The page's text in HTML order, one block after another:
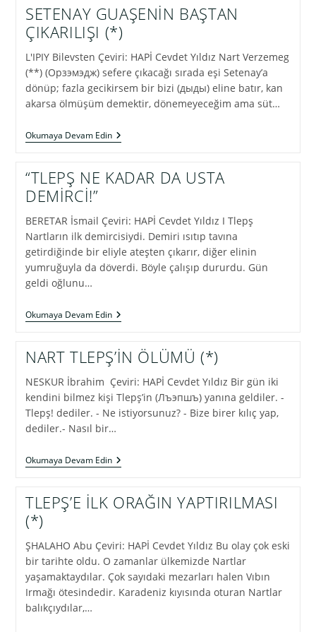
(ДАДЫХУЭ)
İLE
EVLENMESİ
(*)
SETENAY GUAŞENİN BAŞTAN
ÇIKARILIŞI (*)
L'IPIY Bilevsten Çeviri: HAPİ Cevdet Yıldız Nart Verzemeg
(**) (Орзэмэдж) sefere çıkacağı sırada eşi Setenay’a
dönüp; fazla gecikirsem bir bizi (дыды) eline batır, kan
akarsa ölmüşüm demektir, dönemeyeceğim ama süt…
Okumaya Devam EdinSETENAY
GUAŞENİN
ÇIKARILIŞI
(*)
“TLEPŞ NE KADAR DA USTA
DEMİRCİ!”
BERETAR İsmail Çeviri: HAPİ Cevdet Yıldız I Tlepş
Nartların ilk demircisiydi. Demiri ısıtıp tavına
getirdiğinde bir eliyle ateşten çıkarır, diğer elinin
yumruğuyla da döverdi. Böyle çalışıp dururdu. Gün
geldi oğlunu…
Okumaya Devam Edin“TLEPŞ
NE
DA
USTA
NART TLEPŞ’İN ÖLÜMÜ (*)
NESKUR İbrahim Çeviri: HAPİ Cevdet Yıldız Bir gün iki
kendini bilmez kişi Tlepş’in (Лъэпшъ) yanına geldiler. -
Tlepş! dediler. - Ne istiyorsunuz? - Bize birer kılıç yap,
dediler.- Nasıl bir…
Okumaya Devam EdinNART
TLEPŞ’İN
(*)
TLEPŞ’E İLK ORAĞIN YAPTIRILMASI
(*)
ŞHALAHO Abu Çeviri: HAPİ Cevdet Yıldız Bu olay çok eski
bir tarihte oldu. O zamanlar ülkemizde Nartlar
yaşamaktaydılar. Çok sayıdaki mezarları halen Vıbın
Irmağı ötesindedir. Karadeniz kıyısında oturan Nartlar
balıkçıydılar,…